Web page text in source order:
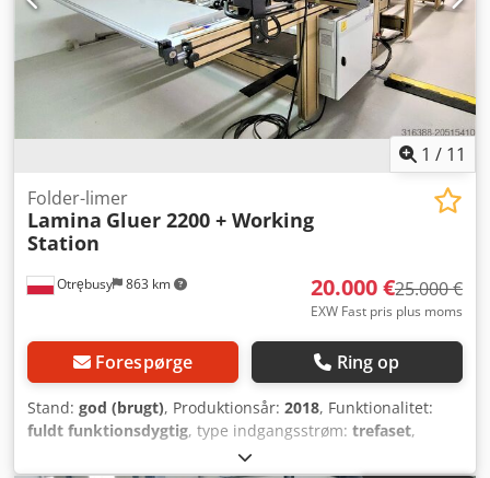
1 / 11
Otrębusy 863 km
Folder-limer
Lamina Gluer 2200 + Working
Station
20.000 €25.000 €
EXW Fast pris plus moms
Forespørge Ring op
Stand: god (brugt), Produktionsår: 2018, Funktionalitet:
fuldt funktionsdygtig, type indgangsstrøm: trefaset,
, Lamina Gluer er en manuel